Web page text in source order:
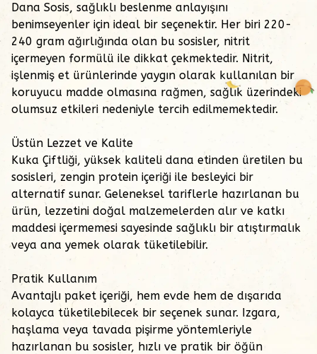
Dana Sosis, sağlıklı beslenme anlayışını
benimseyenler için ideal bir seçenektir. Her biri 220-
240 gram ağırlığında olan bu sosisler, nitrit
içermeyen formülü ile dikkat çekmektedir. Nitrit,
işlenmiş et ürünlerinde yaygın olarak kullanılan bir
koruyucu madde olmasına rağmen, sağlık üzerindeki
olumsuz etkileri nedeniyle tercih edilmemektedir.
Üstün Lezzet ve Kalite
Kuka Çiftliği, yüksek kaliteli dana etinden üretilen bu
sosisleri, zengin protein içeriği ile besleyici bir
alternatif sunar. Geleneksel tariflerle hazırlanan bu
ürün, lezzetini doğal malzemelerden alır ve katkı
maddesi içermemesi sayesinde sağlıklı bir atıştırmalık
veya ana yemek olarak tüketilebilir.
Pratik Kullanım
Avantajlı paket içeriği, hem evde hem de dışarıda
kolayca tüketilebilecek bir seçenek sunar. Izgara,
haşlama veya tavada pişirme yöntemleriyle
hazırlanan bu sosisler, hızlı ve pratik bir öğün